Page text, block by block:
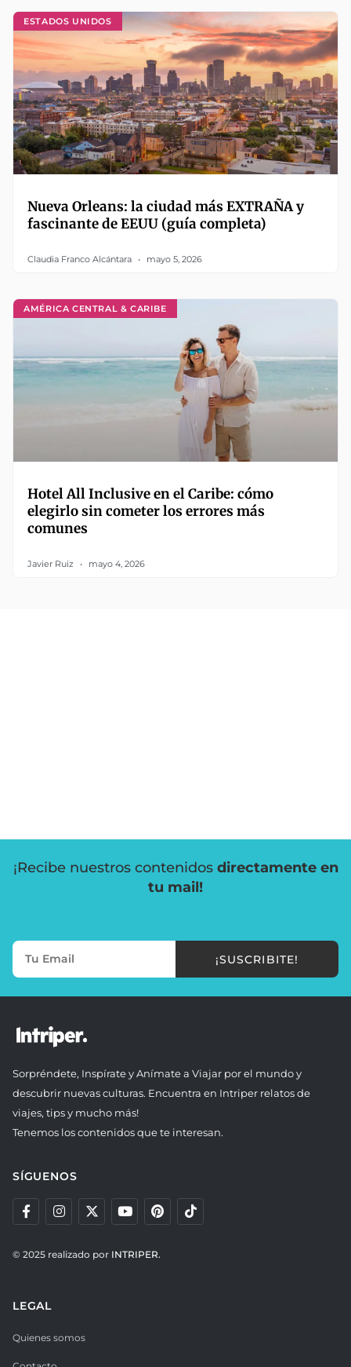
ESTADOS UNIDOS
Nueva Orleans: la ciudad más EXTRAÑA y
fascinante de EEUU (guía completa)
Claudia Franco Alcántara mayo 5, 2026
AMÉRICA CENTRAL & CARIBE
Hotel All Inclusive en el Caribe: cómo
elegirlo sin cometer los errores más
comunes
Javier Ruiz mayo 4, 2026
¡Recibe nuestros contenidos directamente en
tu mail!
¡SUSCRIBITE!
Sorpréndete, Inspírate y Anímate a Viajar por el mundo y
descubrir nuevas culturas. Encuentra en Intriper relatos de
viajes, tips y mucho más!
Tenemos los contenidos que te interesan.
SÍGUENOS
© 2025 realizado por INTRIPER.
LEGAL
Quienes somos